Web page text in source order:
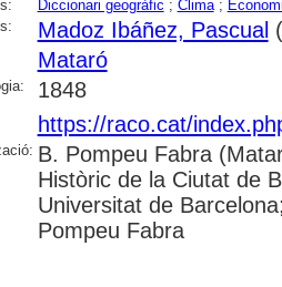
Diccionari geogràfic ; Clima;
Madoz Ibáñez, Pascual
Mataró
1848
https://raco.cat/
B. Pompeu Fabra
Històric de la Ciutat de
Universitat de
Pompeu Fabra